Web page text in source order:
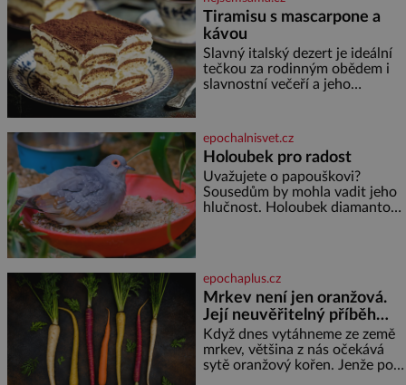
Tiramisu s mascarpone a
kávou
Slavný italský dezert je ideální
tečkou za rodinným obědem i
slavnostní večeří a jeho
osoby: 250 g mascarpone 3
vejce 80 g cukru 200 g
cukrářských piškotů 250 ml
silné kávy 2 lžíce amaretta
kakao na posypání Postup:
Oddělte žloutky od bílků.
vznikl hladký
epochalnisvet.cz
Holoubek pro radost
Uvažujete o papouškovi?
Sousedům by mohla vadit jeho
hlučnost. Holoubek diamantový
se o nenáročného klidného
ptáčka, který většinu dne jen
posedává. Hodně času tráví na
zemi, kde sbírá zbytky semínek
Jeho domovinou je prakticky
celá Austrálie s výjimkou
pobřežní oblasti.
epochaplus.cz
Mrkev není jen oranžová.
Její neuvěřitelný příběh
začíná fialovou barvou
Když dnes vytáhneme ze země
mrkev, většina z nás očekává
sytě oranžový kořen. Jenže po